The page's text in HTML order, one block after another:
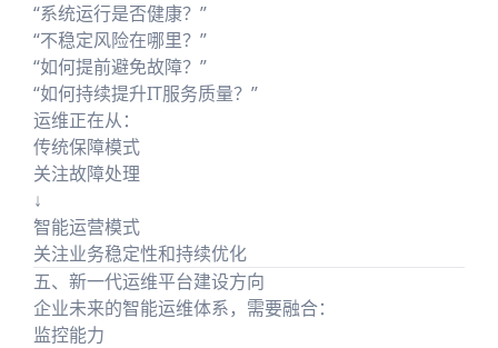
“系统运行是否健康？”
“不稳定风险在哪里？”
“如何提前避免故障？”
“如何持续提升IT服务质量？”
运维正在从：
传统保障模式
关注故障处理
↓
智能运营模式
关注业务稳定性和持续优化
五、新一代运维平台建设方向
企业未来的智能运维体系，需要融合：
监控能力